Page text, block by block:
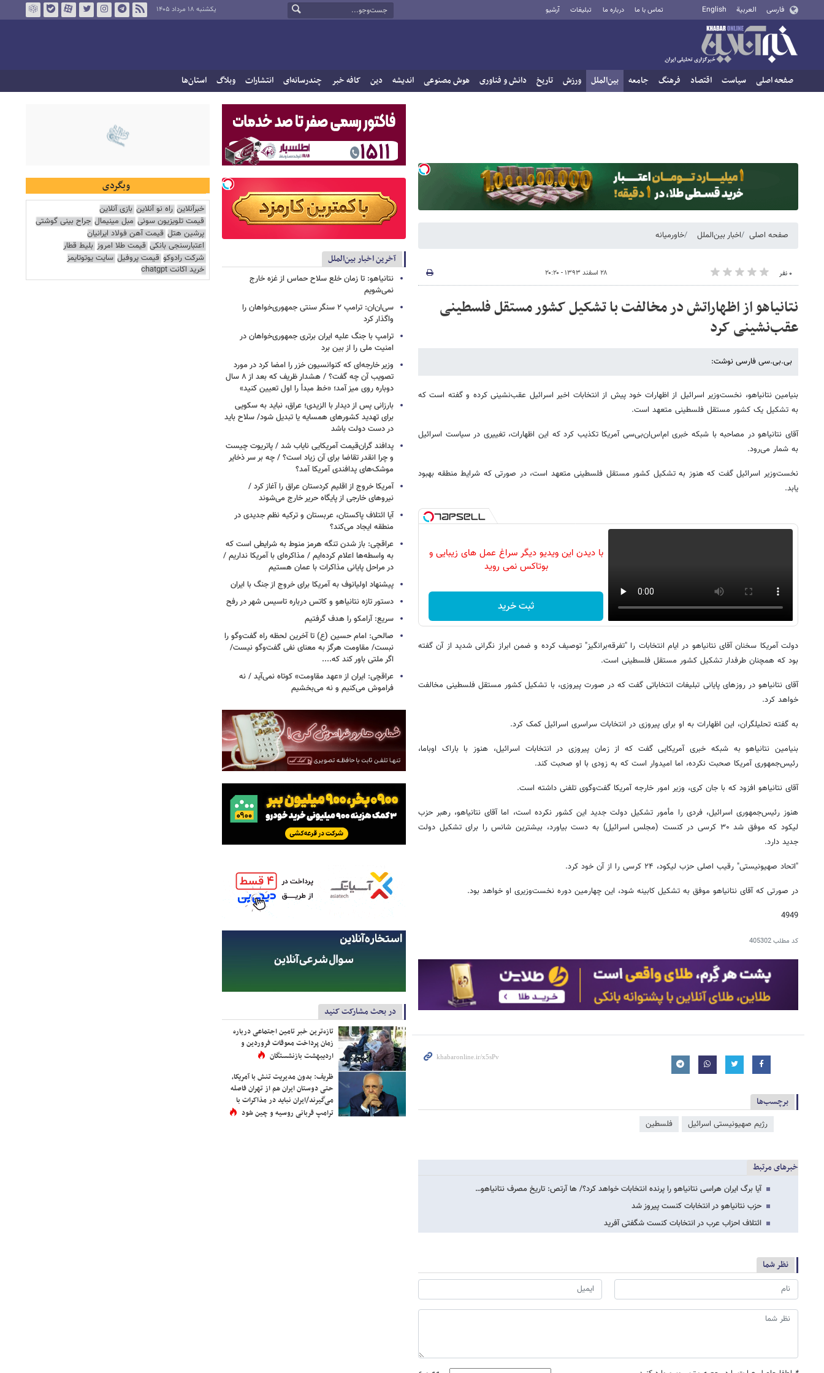
فارسی العربية English تماس با ما درباره ما تبلیغات آرشیو یکشنبه ۱۸ مرداد ۱۴۰۵
صفحه اصلی سیاست اقتصاد فرهنگ جامعه بین‌الملل ورزش تاریخ دانش و فناوری هوش مصنوعی اندیشه دین کافه خبر چندرسانه‌ای انتشارات وبلاگ استان‌ها
صفحه اصلی اخبار بین‌الملل خاورمیانه
۰ نفر ۲۸ اسفند ۱۳۹۳ - ۲۰:۲۰
نتانیاهو از اظهاراتش در مخالفت با تشکیل کشور مستقل فلسطینی
عقب‌نشینی کرد
بی.بی.سی فارسی نوشت:
بنیامین نتانیاهو، نخست‌وزیر اسرائیل از اظهارات خود پیش از انتخابات اخیر اسرائیل عقب‌نشینی کرده و گفته است که
به تشکیل یک کشور مستقل فلسطینی متعهد است.
آقای نتانیاهو در مصاحبه با شبکه خبری ام‌اس‌ان‌بی‌سی آمریکا تکذیب کرد که این اظهارات، تغییری در سیاست اسرائیل
به شمار می‌رود.
نخست‌وزیر اسرائیل گفت که هنوز به تشکیل کشور مستقل فلسطینی متعهد است، در صورتی که شرایط منطقه بهبود
یابد.
با دیدن این ویدیو دیگر سراغ عمل های زیبایی و
بوتاکس نمی روید
ثبت خرید
دولت آمریکا سخنان آقای نتانیاهو در ایام انتخابات را "تفرقه‌برانگیز" توصیف کرده و ضمن ابراز نگرانی شدید از آن گفته
بود که همچنان طرفدار تشکیل کشور مستقل فلسطینی است.
آقای نتانیاهو در روزهای پایانی تبلیغات انتخاباتی گفت که در صورت پیروزی، با تشکیل کشور مستقل فلسطینی مخالفت
خواهد کرد.
به گفته تحلیلگران، این اظهارات به او برای پیروزی در انتخابات سراسری اسرائیل کمک کرد.
بنیامین نتانیاهو به شبکه خبری آمریکایی گفت که از زمان پیروزی در انتخابات اسرائیل، هنوز با باراک اوباما،
رئیس‌جمهوری آمریکا صحبت نکرده، اما امیدوار است که به زودی با او صحبت کند.
آقای نتانیاهو افزود که با جان کری، وزیر امور خارجه آمریکا گفت‌و‌گوی تلفنی داشته است.
هنوز رئیس‌جمهوری اسرائیل، فردی را مأمور تشکیل دولت جدید این کشور نکرده است، اما آقای نتانیاهو، رهبر حزب
لیکود که موفق شد ۳۰ کرسی در کنست (مجلس اسرائیل) به دست بیاورد، بیشترین شانس را برای تشکیل دولت
جدید دارد.
"اتحاد صهیونیستی" رقیب اصلی حزب لیکود، ۲۴ کرسی را از آن خود کرد.
در صورتی که آقای نتانیاهو موفق به تشکیل کابینه شود، این چهارمین دوره نخست‌وزیری او خواهد بود.
4949
کد مطلب405302
برچسب‌ها
رژیم صهیونیستی اسرائیل فلسطین
خبرهای مرتبط
آیا برگ ایران هراسی نتانیاهو را پرنده انتخابات خواهد کرد؟/ ها آرتص: تاریخ مصرف نتانیاهو…
حزب نتانیاهو در انتخابات کنست پیروز شد
ائتلاف احزاب عرب در انتخابات کنست شگفتی آفرید
نظر شما
آخرین اخبار بین‌الملل
نتانیاهو: تا زمان خلع سلاح حماس از غزه خارج
نمی‌شویم
سی‌ان‌ان: ترامپ ۲ سنگر سنتی جمهوری‌خواهان را
واگذار کرد
ترامپ با جنگ علیه ایران برتری جمهوری‌خواهان در
امنیت ملی را از بین برد
وزیر خارجه‌ای که کنوانسیون خزر را امضا کرد در مورد
تصویب آن چه گفت؟ / هشدار ظریف که بعد از ۸ سال
دوباره روی میز آمد؛ «خط مبدأ را اول تعیین کنید»
بارزانی پس از دیدار با الزیدی؛ عراق، نباید به سکویی
برای تهدید کشورهای همسایه یا تبدیل شود/ سلاح باید
در دست دولت باشد
پدافند گران‌قیمت آمریکایی نایاب شد / پاتریوت چیست
و چرا انقدر تقاضا برای آن زیاد است؟ / چه بر سر ذخایر
موشک‌های پدافندی آمریکا آمد؟
آمریکا خروج از اقلیم کردستان عراق را آغاز کرد /
نیروهای خارجی از پایگاه حریر خارج می‌شوند
آیا ائتلاف پاکستان، عربستان و ترکیه نظم جدیدی در
منطقه ایجاد می‌کند؟
عراقچی: باز شدن تنگه هرمز منوط به شرایطی است که
به واسطه‌ها اعلام کرده‌ایم / مذاکره‌ای با آمریکا نداریم /
در مراحل پایانی مذاکرات با عمان هستیم
پیشنهاد اولیانوف به آمریکا برای خروج از جنگ با ایران
دستور تازه نتانیاهو و کاتس درباره تاسیس شهر در رفح
سریع: آرامکو را هدف گرفتیم
صالحی: امام حسین (ع) تا آخرین لحظه راه گفت‌وگو را
نبست/ مقاومت هرگز به معنای نفی گفت‌وگو نیست/
اگر ملتی باور کند که....
عراقچی: ایران از «عهد مقاومت» کوتاه نمی‌آید / نه
فراموش می‌کنیم و نه می‌بخشیم
در بحث مشارکت کنید
تازه‌ترین خبر تامین اجتماعی درباره
زمان پرداخت معوقات فروردین و
اردیبهشت بازنشستگان
ظریف: بدون مدیریت تنش با آمریکا،
حتی دوستان ایران هم از تهران فاصله
می‌گیرند/ایران نباید در مذاکرات با
ترامپ قربانی روسیه و چین شود
وبگردی
خبرآنلاین راه نو آنلاین بازی آنلاین
قیمت تلویزیون سونی مبل مینیمال جراح بینی گوشتی
پرشین هتل قیمت آهن فولاد ایرانیان
اعتبارسنجی بانکی قیمت طلا امروز بلیط قطار
شرکت رادوکو قیمت پروفیل سایت یوتوتایمز
خرید اکانت chatgpt